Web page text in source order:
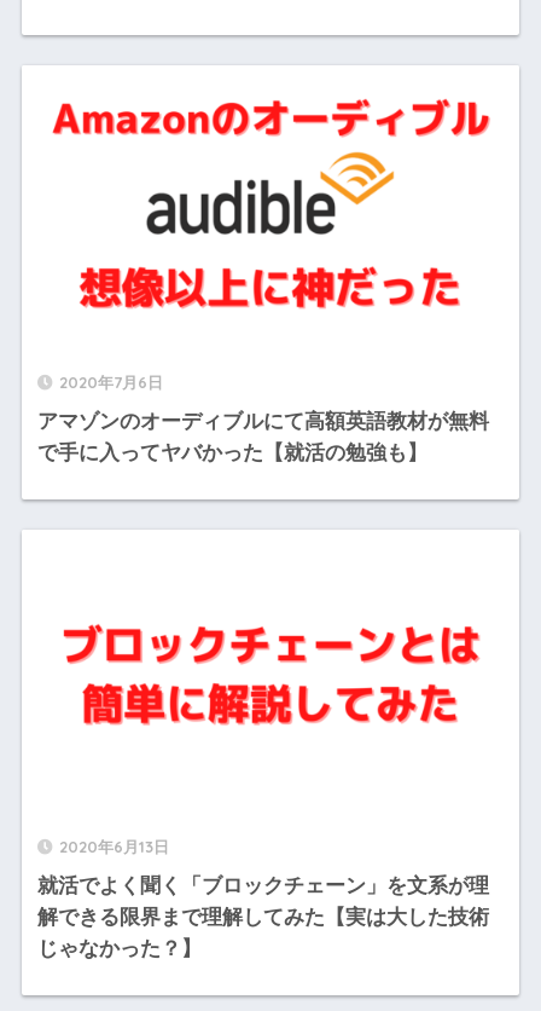
2020年7月6日
アマゾンのオーディブルにて高額英語教材が無料
で手に入ってヤバかった【就活の勉強も】
2020年6月13日
就活でよく聞く「ブロックチェーン」を文系が理
解できる限界まで理解してみた【実は大した技術
じゃなかった？】